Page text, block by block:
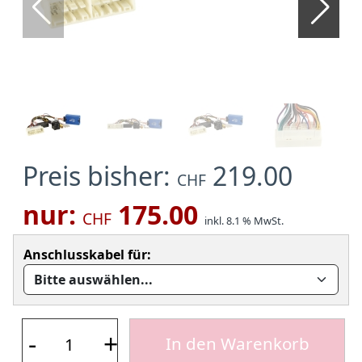
Preis bisher: CHF 219.00
nur: CHF 175.00 inkl. 8.1 % MwSt.
Anschlusskabel für:
- + In den Warenkorb